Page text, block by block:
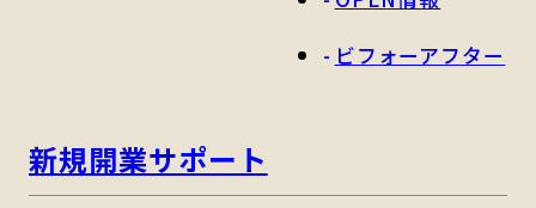
ビフォーアフター
新規開業サポート